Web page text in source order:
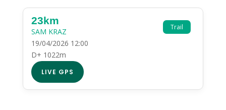
Trail
23km
SAM KRAZ
19/04/2026 12:00
D+ 1022m
LIVE GPS